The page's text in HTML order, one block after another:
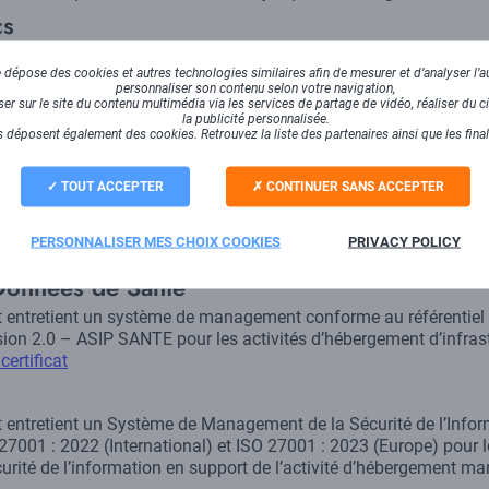
de Google Analytics), l'agence Axess Adcom traite,
pour votre paramétrage webanalytics, cela dans l’objectif
de votre activité digitale.
agence-marketing-digitale/certification-google-
Premierprouve qu'Axess a réussi les examens de
termes, le badge valide notre expertise, et c’est un
de Santé
un système de management conforme au
2.0 – ASIP SANTE pour les activités d’hébergement
un Système de Management de la Sécurité de
: 2022 (International) et ISO 27001 : 2023 (Europe)
de l’information en support de l’activité d’hébergement
dépose des cookies et autres technologies similaires afin de mesurer et d’analyser
personnaliser son contenu selon votre navigation,
sur le site du contenu multimédia via les services de partage de vidéo, réaliser du
la publicité personnalisée.
déposent également des cookies. Retrouvez la liste des partenaires ainsi que les
TOUT ACCEPTER CONTINUER SANS ACCEPTER
PERSONNALISER MES CHOIX COOKIES PRIVACY POLICY